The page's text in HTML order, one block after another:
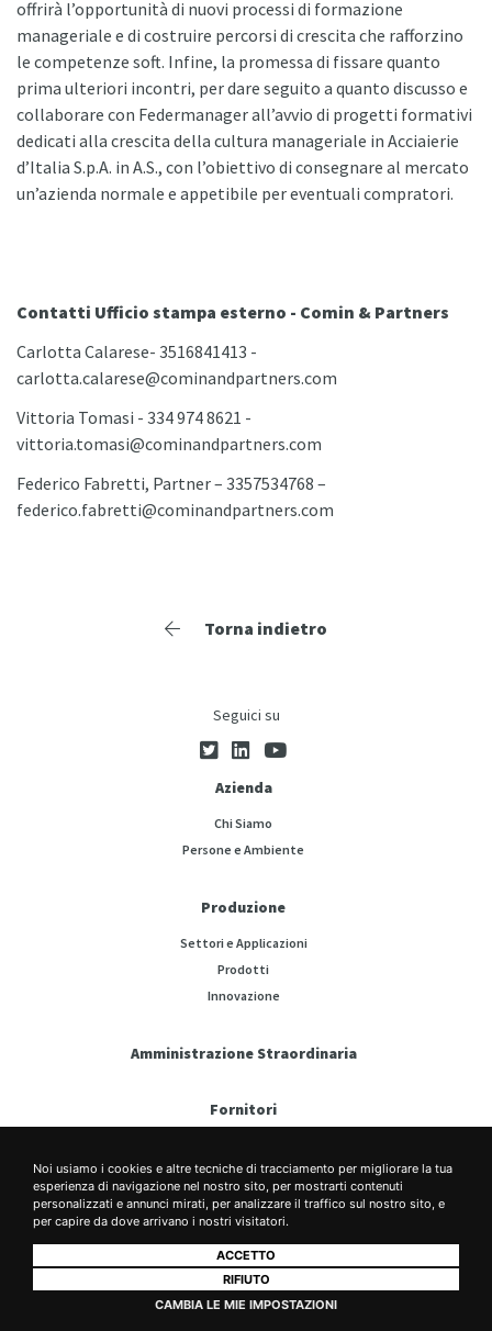
Noi usiamo i cookies e altre tecniche di tracciamento per migliorare la tua
esperienza di navigazione nel nostro sito, per mostrarti contenuti
personalizzati e annunci mirati, per analizzare il traffico sul nostro sito, e
per capire da dove arrivano i nostri visitatori.
ACCETTO
RIFIUTO
CAMBIA LE MIE IMPOSTAZIONI
offrirà l’opportunità di nuovi processi di formazione
manageriale e di costruire percorsi di crescita che rafforzino
le competenze soft. Infine, la promessa di fissare quanto
prima ulteriori incontri, per dare seguito a quanto discusso e
collaborare con Federmanager all’avvio di progetti formativi
dedicati alla crescita della cultura manageriale in Acciaierie
d’Italia S.p.A. in A.S., con l’obiettivo di consegnare al mercato
un’azienda normale e appetibile per eventuali compratori.
Contatti Ufficio stampa esterno - Comin & Partners
Carlotta Calarese- 3516841413 -
carlotta.calarese@cominandpartners.com
Vittoria Tomasi - 334 974 8621 -
vittoria.tomasi@cominandpartners.com
Federico Fabretti, Partner – 3357534768 –
federico.fabretti@cominandpartners.com
Torna indietro
Seguici su
Azienda
Chi Siamo
Persone e Ambiente
Produzione
Settori e Applicazioni
Prodotti
Innovazione
Amministrazione Straordinaria
Fornitori
Comunicati Stampa
Policy e Documenti